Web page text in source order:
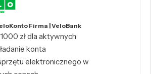
Firma | VeloBank
zł dla aktywnych
konta
elektronicznego w